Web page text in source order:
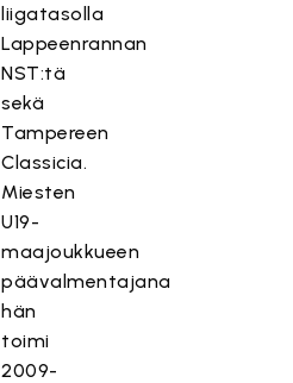
liigatasolla
Lappeenrannan
NST:tä
sekä
Tampereen
Classicia.
Miesten
U19-
maajoukkueen
päävalmentajana
hän
toimi
2009-